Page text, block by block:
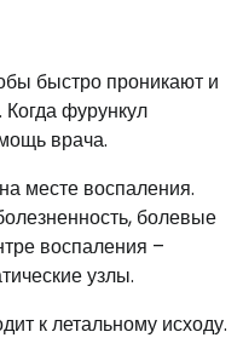
быстро проникают и
фурункул
врача.
месте воспаления.
болевые
воспаления –
узлы.
к летальному исходу.